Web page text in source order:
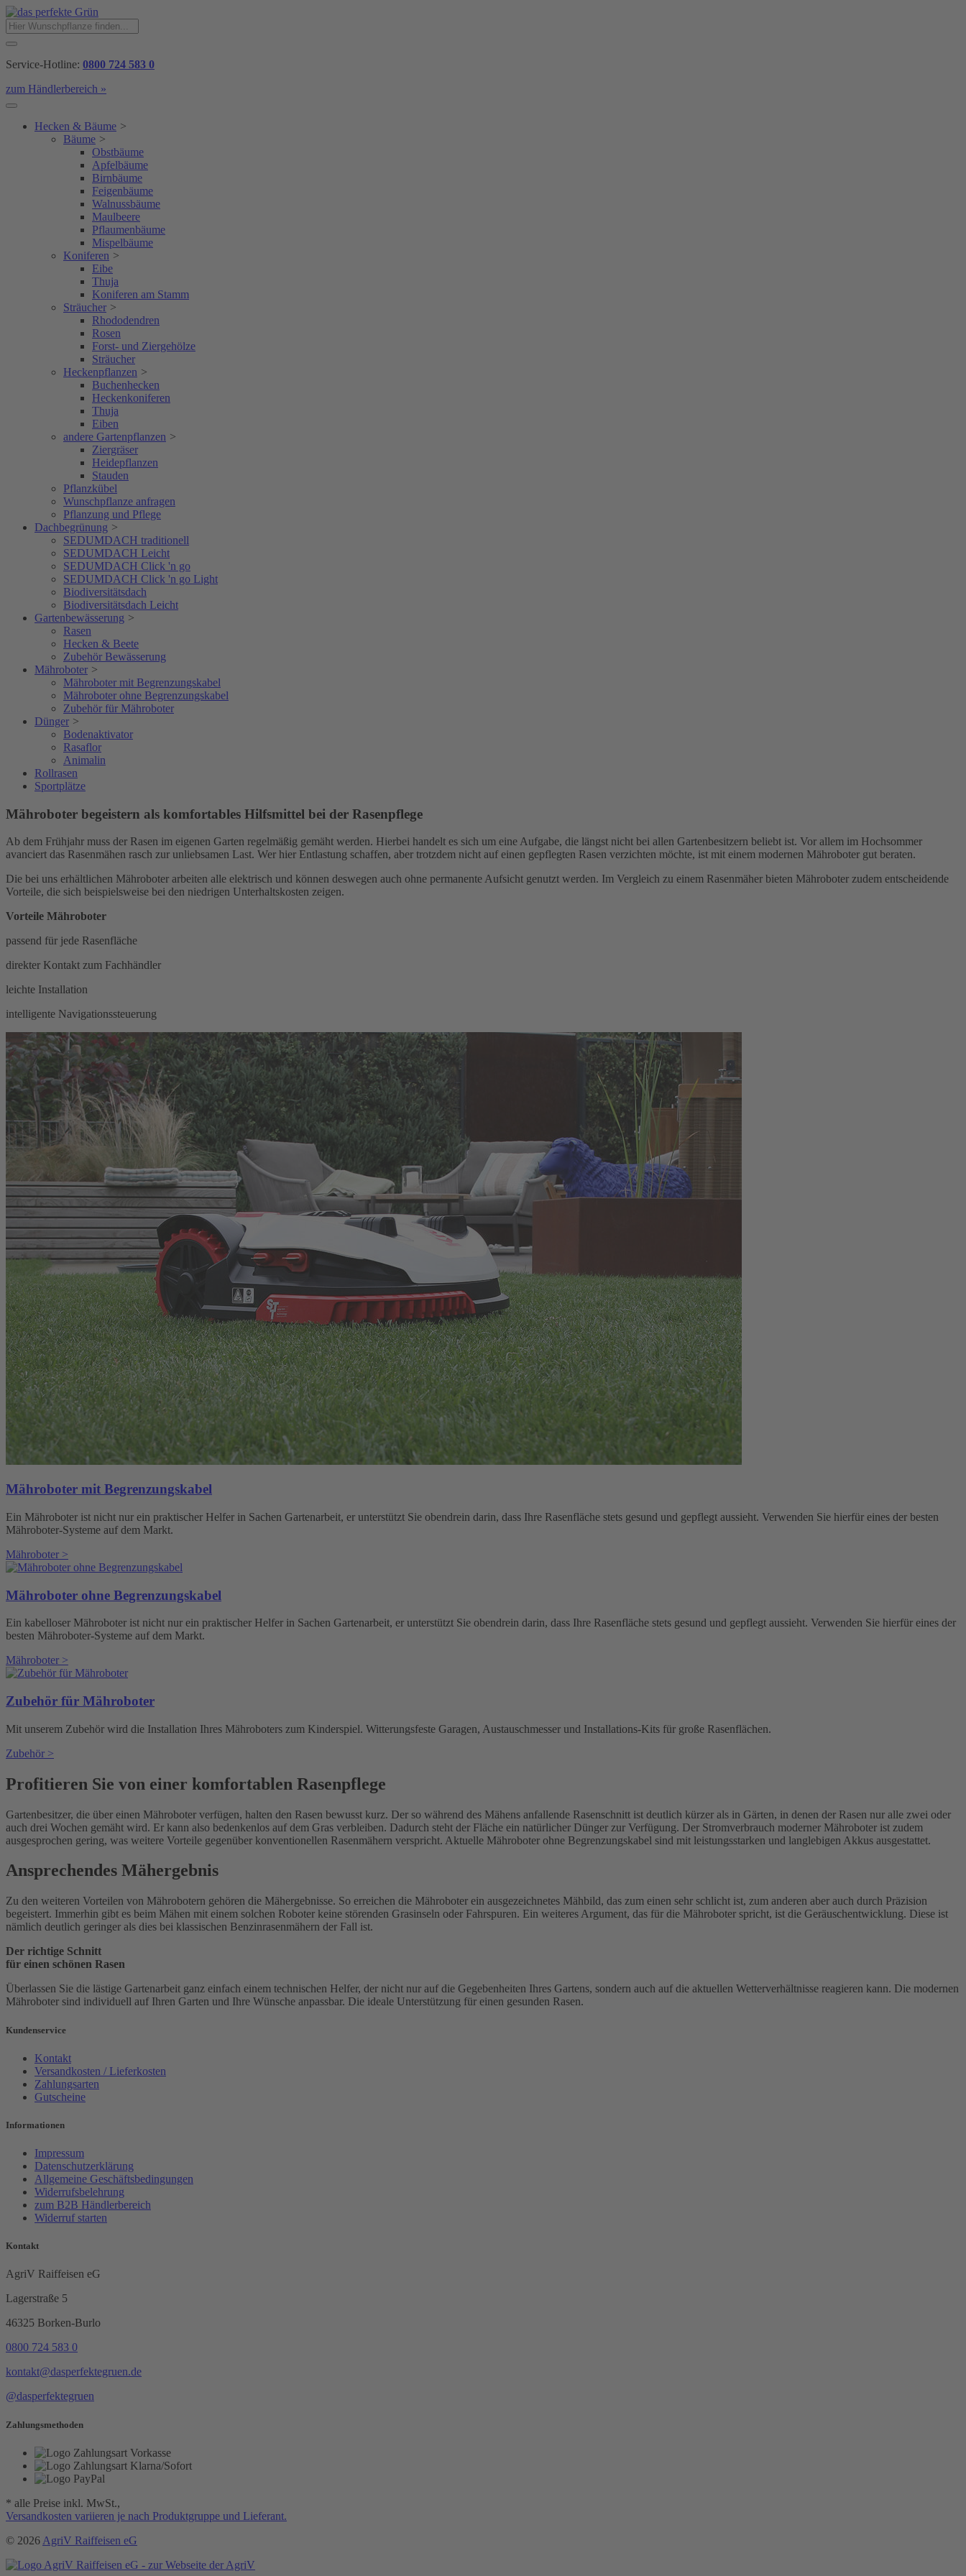
Service-Hotline: 0800 724 583 0
zum Händlerbereich »
Hecken & Bäume >
Bäume >
Obstbäume
Apfelbäume
Birnbäume
Feigenbäume
Walnussbäume
Maulbeere
Pflaumenbäume
Mispelbäume
Koniferen >
Eibe
Thuja
Koniferen am Stamm
Sträucher >
Rhododendren
Rosen
Forst- und Ziergehölze
Sträucher
Heckenpflanzen >
Buchenhecken
Heckenkoniferen
Thuja
Eiben
andere Gartenpflanzen >
Ziergräser
Heidepflanzen
Stauden
Pflanzkübel
Wunschpflanze anfragen
Pflanzung und Pflege
Dachbegrünung >
SEDUMDACH traditionell
SEDUMDACH Leicht
SEDUMDACH Click 'n go
SEDUMDACH Click 'n go Light
Biodiversitätsdach
Biodiversitätsdach Leicht
Gartenbewässerung >
Rasen
Hecken & Beete
Zubehör Bewässerung
Mähroboter >
Mähroboter mit Begrenzungskabel
Mähroboter ohne Begrenzungskabel
Zubehör für Mähroboter
Dünger >
Bodenaktivator
Rasaflor
Animalin
Rollrasen
Sportplätze
Mähroboter begeistern als komfortables Hilfsmittel bei der Rasenpflege
Ab dem Frühjahr muss der Rasen im eigenen Garten regelmäßig gemäht werden. Hierbei handelt es sich um eine Aufgabe, die längst nicht bei allen Gartenbesitzern beliebt ist. Vor allem im Hochsommer
avanciert das Rasenmähen rasch zur unliebsamen Last. Wer hier Entlastung schaffen, aber trotzdem nicht auf einen gepflegten Rasen verzichten möchte, ist mit einem modernen Mähroboter gut beraten.
Die bei uns erhältlichen Mähroboter arbeiten alle elektrisch und können deswegen auch ohne permanente Aufsicht genutzt werden. Im Vergleich zu einem Rasenmäher bieten Mähroboter zudem entscheidende
Vorteile, die sich beispielsweise bei den niedrigen Unterhaltskosten zeigen.
Vorteile Mähroboter
passend für jede Rasenfläche
direkter Kontakt zum Fachhändler
leichte Installation
intelligente Navigationssteuerung
Mähroboter mit Begrenzungskabel
Ein Mähroboter ist nicht nur ein praktischer Helfer in Sachen Gartenarbeit, er unterstützt Sie obendrein darin, dass Ihre Rasenfläche stets gesund und gepflegt aussieht. Verwenden Sie hierfür eines der besten
Mähroboter-Systeme auf dem Markt.
Mähroboter >
Mähroboter ohne Begrenzungskabel
Ein kabelloser Mähroboter ist nicht nur ein praktischer Helfer in Sachen Gartenarbeit, er unterstützt Sie obendrein darin, dass Ihre Rasenfläche stets gesund und gepflegt aussieht. Verwenden Sie hierfür eines der
besten Mähroboter-Systeme auf dem Markt.
Mähroboter >
Zubehör für Mähroboter
Mit unserem Zubehör wird die Installation Ihres Mähroboters zum Kinderspiel. Witterungsfeste Garagen, Austauschmesser und Installations-Kits für große Rasenflächen.
Zubehör >
Profitieren Sie von einer komfortablen Rasenpflege
Gartenbesitzer, die über einen Mähroboter verfügen, halten den Rasen bewusst kurz. Der so während des Mähens anfallende Rasenschnitt ist deutlich kürzer als in Gärten, in denen der Rasen nur alle zwei oder
auch drei Wochen gemäht wird. Er kann also bedenkenlos auf dem Gras verbleiben. Dadurch steht der Fläche ein natürlicher Dünger zur Verfügung. Der Stromverbrauch moderner Mähroboter ist zudem
ausgesprochen gering, was weitere Vorteile gegenüber konventionellen Rasenmähern verspricht. Aktuelle Mähroboter ohne Begrenzungskabel sind mit leistungsstarken und langlebigen Akkus ausgestattet.
Ansprechendes Mähergebnis
Zu den weiteren Vorteilen von Mährobotern gehören die Mähergebnisse. So erreichen die Mähroboter ein ausgezeichnetes Mähbild, das zum einen sehr schlicht ist, zum anderen aber auch durch Präzision
begeistert. Immerhin gibt es beim Mähen mit einem solchen Roboter keine störenden Grasinseln oder Fahrspuren. Ein weiteres Argument, das für die Mähroboter spricht, ist die Geräuschentwicklung. Diese ist
nämlich deutlich geringer als dies bei klassischen Benzinrasenmähern der Fall ist.
Der richtige Schnitt
für einen schönen Rasen
Überlassen Sie die lästige Gartenarbeit ganz einfach einem technischen Helfer, der nicht nur auf die Gegebenheiten Ihres Gartens, sondern auch auf die aktuellen Wetterverhältnisse reagieren kann. Die modernen
Mähroboter sind individuell auf Ihren Garten und Ihre Wünsche anpassbar. Die ideale Unterstützung für einen gesunden Rasen.
Kundenservice
Kontakt
Versandkosten / Lieferkosten
Zahlungsarten
Gutscheine
Informationen
Impressum
Datenschutzerklärung
Allgemeine Geschäftsbedingungen
Widerrufsbelehrung
zum B2B Händlerbereich
Widerruf starten
Kontakt
AgriV Raiffeisen eG
Lagerstraße 5
46325 Borken-Burlo
0800 724 583 0
kontakt@dasperfektegruen.de
@dasperfektegruen
Zahlungsmethoden
* alle Preise inkl. MwSt.,
Versandkosten variieren je nach Produktgruppe und Lieferant.
© 2026 AgriV Raiffeisen eG